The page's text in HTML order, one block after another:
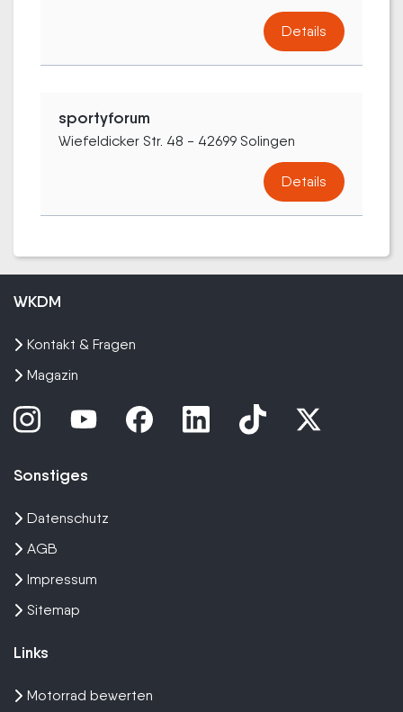
Details
sportyforum
Wiefeldicker Str. 48 - 42699 Solingen
Details
WKDM
Kontakt & Fragen
Magazin
Sonstiges
Datenschutz
AGB
Impressum
Sitemap
Links
Motorrad bewerten